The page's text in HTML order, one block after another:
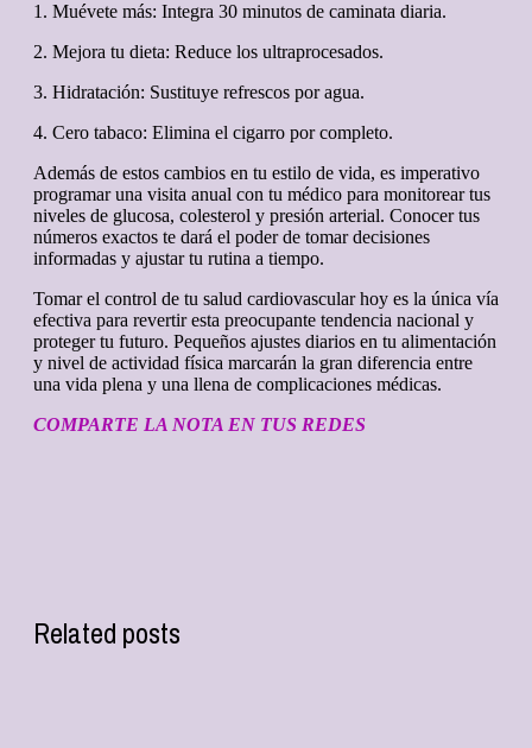
1. Muévete más: Integra 30 minutos de caminata diaria.
2. Mejora tu dieta: Reduce los ultraprocesados.
3. Hidratación: Sustituye refrescos por agua.
4. Cero tabaco: Elimina el cigarro por completo.
Además de estos cambios en tu estilo de vida, es imperativo
programar una visita anual con tu médico para monitorear tus
niveles de glucosa, colesterol y presión arterial. Conocer tus
números exactos te dará el poder de tomar decisiones
informadas y ajustar tu rutina a tiempo.
Tomar el control de tu salud cardiovascular hoy es la única vía
efectiva para revertir esta preocupante tendencia nacional y
proteger tu futuro. Pequeños ajustes diarios en tu alimentación
y nivel de actividad física marcarán la gran diferencia entre
una vida plena y una llena de complicaciones médicas.
COMPARTE LA NOTA EN TUS REDES
Related posts